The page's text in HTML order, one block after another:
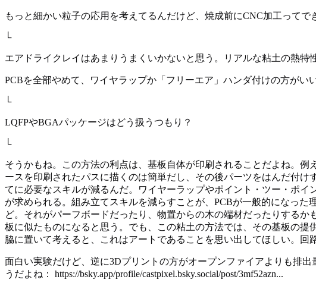
もっと細かい粒子の応用を考えてるんだけど、焼成前にCNC加工って
└
エアドライクレイはあまりうまくいかないと思う。リアルな粘土の熱
PCBを全部やめて、ワイヤラップか「フリーエア」ハンダ付けの方がい
└
LQFPやBGAパッケージはどう扱うつもり？
└
そうかもね。この方法の利点は、基板自体が印刷されることだよね。
ースを印刷されたパスに描くのは簡単だし、その後パーツをはんだ付
てに必要なスキルが減るんだ。ワイヤーラップやポイント・ツー・ポ
が求められる。組み立てスキルを減らすことが、PCBが一般的になっ
ど。それがパーフボードだったり、物置からの木の端材だったりする
板に似たものになると思う。でも、この粘土の方法では、その基板の
脇に置いて考えると、これはアートであることを思い出してほしい。
面白い実験だけど、逆に3Dプリントの方がオープンファイアよりも排
うだよね： https://bsky.app/profile/castpixel.bsky.social/post/3mf52azn...